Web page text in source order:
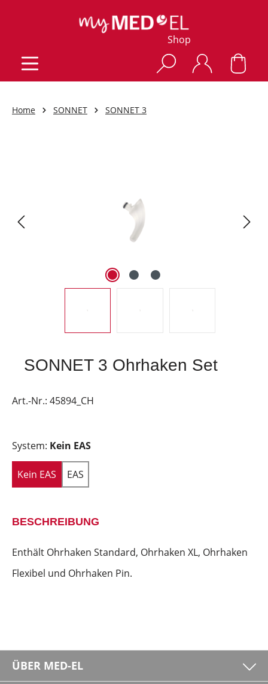
Shop
Home SONNET SONNET 3
SONNET 3 Ohrhaken Set
Art.-Nr.: 45894_CH
System: Kein EAS
Kein EAS EAS
BESCHREIBUNG
Enthält Ohrhaken Standard, Ohrhaken XL, Ohrhaken
Flexibel und Ohrhaken Pin.
ÜBER MED-EL